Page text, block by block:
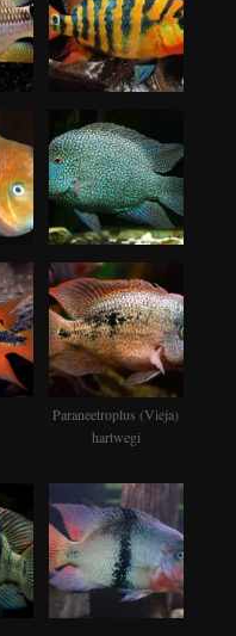
Paraneetroplus (Vieja)
hartwegi